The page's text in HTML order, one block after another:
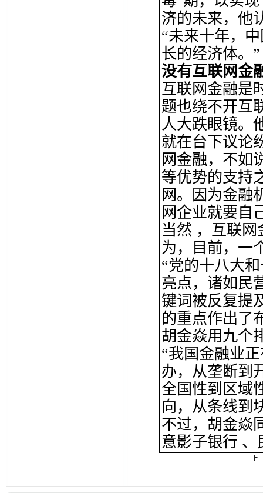
济的未来，他
“未来十年，
长的经济体。”
没有互联网金
互联网金融是
题也绕不开互
人大跌眼镜。
就在台下议论
网金融，不如
等优势的支持
网。因为金融
网企业就要自
当然 ，互联
为，目前，一
“党的十八大
亮点，诸如民
键词被反复提
的重点作出了
胡金焱用九个
“我国金融业
办，从垄断到
全国性到区域
向，从条线到
不过，胡金焱
意影子银行 、
上